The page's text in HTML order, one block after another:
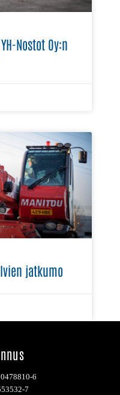
Nostot Oy:n
jatkumo
6
7